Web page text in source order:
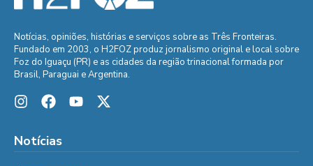
Notícias, opiniões, histórias e serviços sobre as Três Fronteiras.
Fundado em 2003, o H2FOZ produz jornalismo original e local sobre
Foz do Iguaçu (PR) e as cidades da região trinacional formada por
Brasil, Paraguai e Argentina.
Notícias